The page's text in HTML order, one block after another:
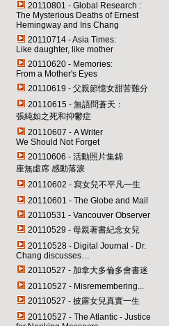
20110801 - Global Research :
The Mysterious Deaths of Ernest
Hemingway and Iris Chang
20110714 - Asia Times:
Like daughter, like mother
20110620 - Memories:
From a Mother's Eyes
20110619 - 父親節憶女甜苦難分
20110615 - 無語問蒼天：
張純如之死和抑鬱症
20110607 - A Writer
We Should Not Forget
20110606 - 活動照片集錦
座無虛席 感動落淚
20110602 - 寫女兒不平凡一生
20110601 - The Globe and Mail
20110531 - Vancouver Observer
20110529 - 母親著書紀念女兒
20110528 - Digital Journal - Dr.
Chang discusses…
20110527 - 加拿大多倫多會書迷
20110527 - Misremembering...
20110527 - 披露女兒真實一生
20110527 - The Atlantic - Justice